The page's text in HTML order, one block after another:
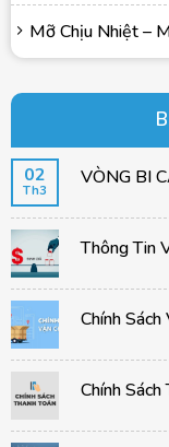
Mỡ Chịu Nhiệt –
02
Th3
VÒNG BI
Thông Tin
Chính
Chính Sách